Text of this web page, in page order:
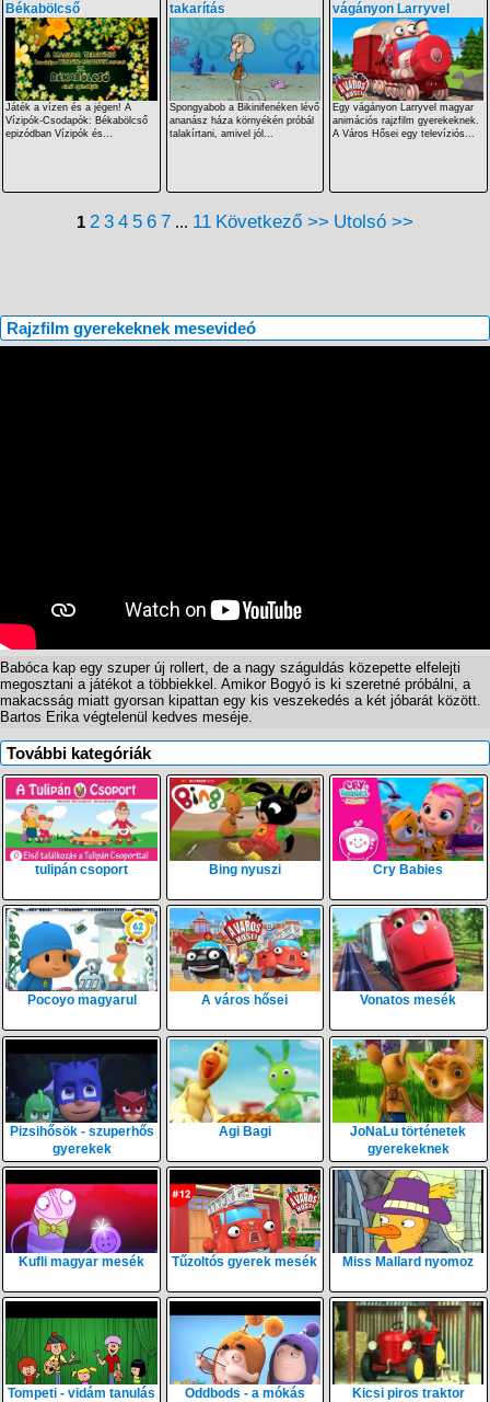
Békabölcső
Játék a vízen és a jégen! A
Vízipók-Csodapók: Békabölcső
epizódban Vízipók és...
takarítás
Spongyabob a Bikinifenéken lévő
ananász háza környékén próbál
talakírtani, amivel jól...
vágányon Larryvel
Egy vágányon Larryvel magyar
animációs rajzfilm gyerekeknek.
A Város Hősei egy televíziós...
1 2 3 4 5 6 7 ... 11 Következő >> Utolsó >>
Rajzfilm gyerekeknek mesevideó
Babóca kap egy szuper új rollert, de a nagy száguldás közepette elfelejti
megosztani a játékot a többiekkel. Amikor Bogyó is ki szeretné próbálni, a
makacsság miatt gyorsan kipattan egy kis veszekedés a két jóbarát között.
Bartos Erika végtelenül kedves meséje.
További kategóriák
tulipán csoport Bing nyuszi Cry Babies
Pocoyo magyarul A város hősei Vonatos mesék
Pizsihősök - szuperhős
gyerekek
Agi Bagi
JoNaLu történetek
gyerekeknek
Kufli magyar mesék Tűzoltós gyerek mesék Miss Mallard nyomoz
Tompeti - vidám tanulás Oddbods - a mókás Kicsi piros traktor